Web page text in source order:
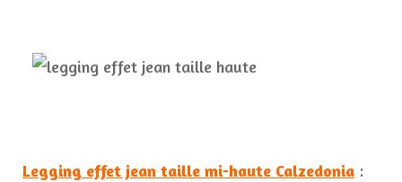
Legging effet jean taille mi-haute Calzedonia :